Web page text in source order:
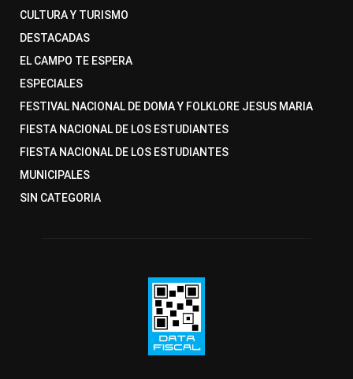
CULTURA Y TURISMO
DESTACADAS
EL CAMPO TE ESPERA
ESPECIALES
FESTIVAL NACIONAL DE DOMA Y FOLKLORE JESUS MARIA
FIESTA NACIONAL DE LOS ESTUDIANTES
FIESTA NACIONAL DE LOS ESTUDIANTES
MUNICIPALES
SIN CATEGORIA